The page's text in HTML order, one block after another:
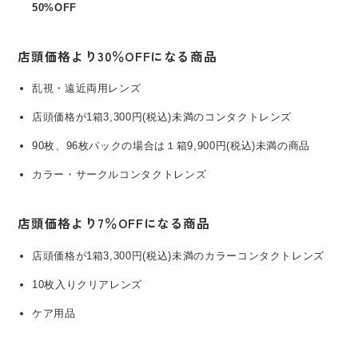
50%OFF
店頭価格より30％OFFになる商品
乱視・遠近両用レンズ
店頭価格が1箱3,300円(税込)未満のコンタクトレンズ
90枚、96枚パックの場合は１箱9,900円(税込)未満の商品
カラー・サークルコンタクトレンズ
店頭価格より7％OFFになる商品
店頭価格が1箱3,300円(税込)未満のカラーコンタクトレンズ
10枚入りクリアレンズ
ケア用品